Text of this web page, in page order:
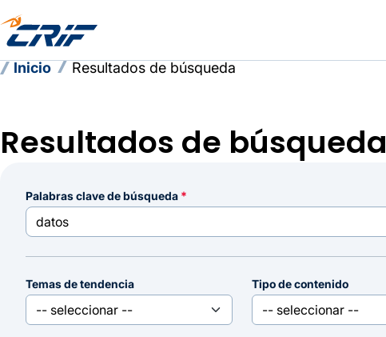
Inicio Resultados de búsqueda
Resultados de búsqueda
palabras clave de búsqueda
Temas de tendencia Tipo de contenido